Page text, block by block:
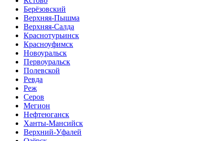
Берёзовский
Верхняя-Пышма
Верхняя-Салда
Краснотурьинск
Красноуфимск
Новоуральск
Первоуральск
Полевской
Ревда
Реж
Серов
Мегион
Нефтеюганск
Ханты-Мансийск
Верхний-Уфалей